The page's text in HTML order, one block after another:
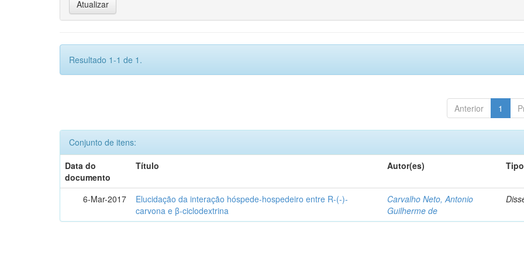
Resultado 1-1 de 1.
Anterior 1
Conjunto de itens:
Data do
documento
Título Autor(es) Tipo
6-Mar-2017
Elucidação da interação hóspede-hospedeiro entre R-(-)-
carvona e β-ciclodextrina
Carvalho Neto, Antonio
Guilherme de